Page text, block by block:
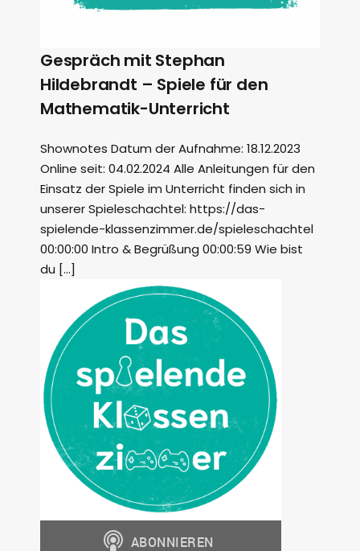
Gespräch mit Stephan
Hildebrandt – Spiele für den
Mathematik-Unterricht
Shownotes Datum der Aufnahme: 18.12.2023
Online seit: 04.02.2024 Alle Anleitungen für den
Einsatz der Spiele im Unterricht finden sich in
unserer Spieleschachtel: https://das-
spielende-klassenzimmer.de/spieleschachtel
00:00:00 Intro & Begrüßung 00:00:59 Wie bist
du […]